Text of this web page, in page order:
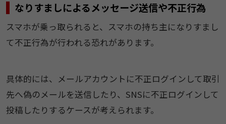
なりすましによるメッセージ送信や不正行為
スマホが乗っ取られると、スマホの持ち主になりすまし
て不正行為が行われる恐れがあります。
具体的には、メールアカウントに不正ログインして取引
先へ偽のメールを送信したり、SNSに不正ログインして
投稿したりするケースが考えられます。